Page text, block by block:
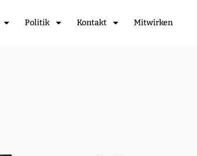
Politik Kontakt Mitwirken